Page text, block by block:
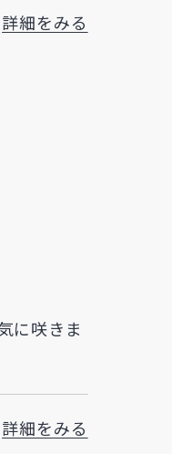
詳細をみる
に咲きま
詳細をみる